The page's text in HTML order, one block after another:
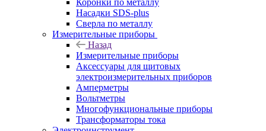
Коронки по металлу
Насадки SDS-plus
Сверла по металлу
Измерительные приборы
Назад
Измерительные приборы
Аксессуары для щитовых
электроизмерительных приборов
Амперметры
Вольтметры
Многофункциональные приборы
Трансформаторы тока